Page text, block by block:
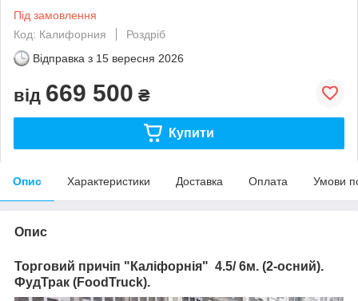
Під замовлення
Код: Калифорния
Роздріб
Відправка з 15 вересня 2026
від 669 500 ₴
Купити
Опис Характеристики Доставка Оплата Умови
Опис
Торговий причіп "Каліфорнія" 4.5/ 6м. (2-осний).
ФудТрак (FoodTruck).